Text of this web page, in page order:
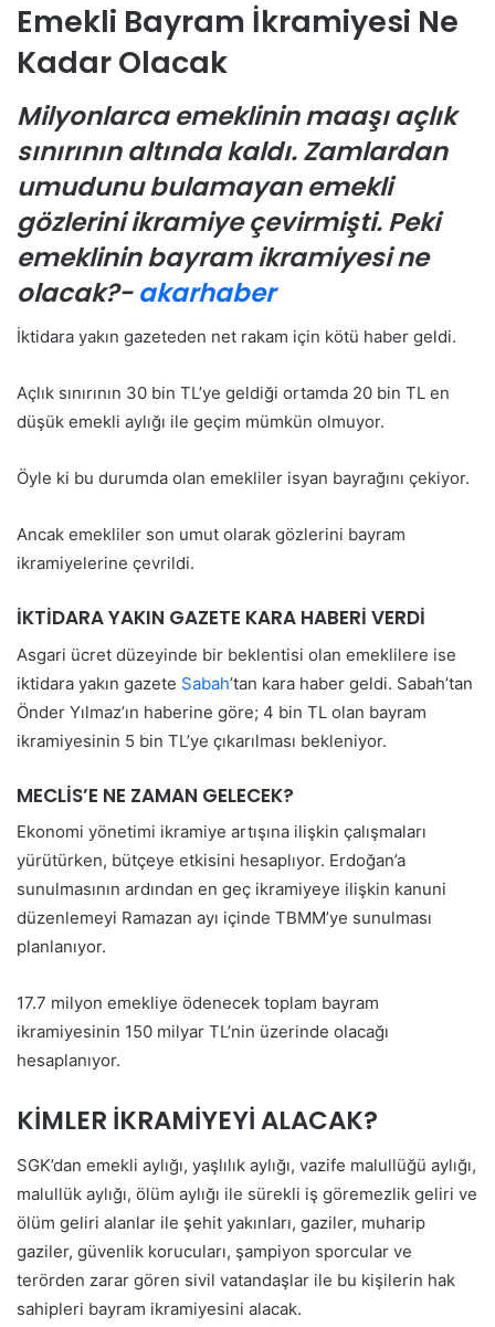
Emekli Bayram İkramiyesi Ne
Kadar Olacak
Milyonlarca emeklinin maaşı açlık
sınırının altında kaldı. Zamlardan
umudunu bulamayan emekli
gözlerini ikramiye çevirmişti. Peki
emeklinin bayram ikramiyesi ne
olacak?-akarhaber
İktidara yakın gazeteden net rakam için kötü haber geldi.
Açlık sınırının 30 bin TL’ye geldiği ortamda 20 bin TL en
düşük emekli aylığı ile geçim mümkün olmuyor.
Öyle ki bu durumda olan emekliler isyan bayrağını çekiyor.
Ancak emekliler son umut olarak gözlerini bayram
ikramiyelerine çevrildi.
İKTİDARA YAKIN GAZETE KARA HABERİ VERDİ
Asgari ücret düzeyinde bir beklentisi olan emeklilere ise
iktidara yakın gazete Sabah’tan kara haber geldi. Sabah’tan
Önder Yılmaz’ın haberine göre; 4 bin TL olan bayram
ikramiyesinin 5 bin TL’ye çıkarılması bekleniyor.
MECLİS’E NE ZAMAN GELECEK?
Ekonomi yönetimi ikramiye artışına ilişkin çalışmaları
yürütürken, bütçeye etkisini hesaplıyor. Erdoğan’a
sunulmasının ardından en geç ikramiyeye ilişkin kanuni
düzenlemeyi Ramazan ayı içinde TBMM’ye sunulması
planlanıyor.
17.7 milyon emekliye ödenecek toplam bayram
ikramiyesinin 150 milyar TL’nin üzerinde olacağı
hesaplanıyor.
KİMLER İKRAMİYEYİ ALACAK?
SGK’dan emekli aylığı, yaşlılık aylığı, vazife malullüğü aylığı,
malullük aylığı, ölüm aylığı ile sürekli iş göremezlik geliri ve
ölüm geliri alanlar ile şehit yakınları, gaziler, muharip
gaziler, güvenlik korucuları, şampiyon sporcular ve
terörden zarar gören sivil vatandaşlar ile bu kişilerin hak
sahipleri bayram ikramiyesini alacak.